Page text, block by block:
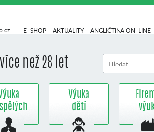
než 28 let
E–SHOP AKTUALITY ANGLIČTINA ON–LINE
Výuka
dětí